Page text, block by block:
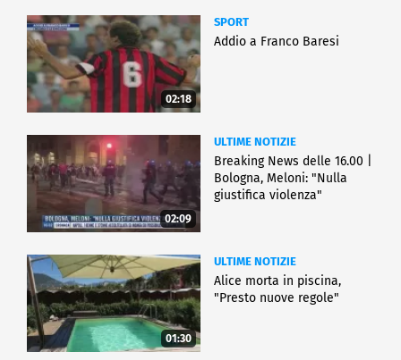
02:18
SPORT
Addio a Franco Baresi
02:09
ULTIME NOTIZIE
Breaking News delle 16.00 |
Bologna, Meloni: "Nulla
giustifica violenza"
01:30
ULTIME NOTIZIE
Alice morta in piscina,
"Presto nuove regole"